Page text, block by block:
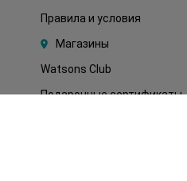
Правила и условия
Магазины
Watsons Club
Подарочные сертификаты